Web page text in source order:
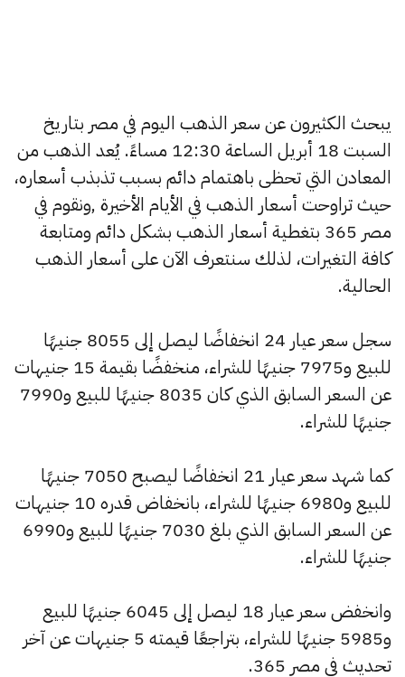
يبحث الكثيرون عن سعر الذهب اليوم في مصر بتاريخ
السبت 18 أبريل الساعة 12:30 مساءً. يُعد الذهب من
المعادن التي تحظى باهتمام دائم بسبب تذبذب أسعاره،
حيث تراوحت أسعار الذهب في الأيام الأخيرة ,ونقوم في
مصر 365 بتغطية أسعار الذهب بشكل دائم ومتابعة
كافة التغيرات، لذلك سنتعرف الآن على أسعار الذهب
الحالية.
سجل سعر عيار 24 انخفاضًا ليصل إلى 8055 جنيهًا
للبيع و7975 جنيهًا للشراء، منخفضًا بقيمة 15 جنيهات
عن السعر السابق الذي كان 8035 جنيهًا للبيع و7990
جنيهًا للشراء.
كما شهد سعر عيار 21 انخفاضًا ليصبح 7050 جنيهًا
للبيع و6980 جنيهًا للشراء، بانخفاض قدره 10 جنيهات
عن السعر السابق الذي بلغ 7030 جنيهًا للبيع و6990
جنيهًا للشراء.
وانخفض سعر عيار 18 ليصل إلى 6045 جنيهًا للبيع
و5985 جنيهًا للشراء، بتراجعًا قيمته 5 جنيهات عن آخر
تحديث في مصر 365.